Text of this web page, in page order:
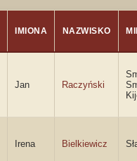
IMIONA NAZWISKO
Jan Raczyński
Irena Bielkiewicz